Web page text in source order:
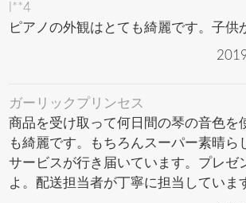
l**4
ピアノの外観はとても綺麗です。子供
ガーリックプリンセス
商品を受け取って何日間の琴の音色を
も綺麗です。もちろんスーパー素晴ら
サービスが行き届いています。プレゼ
よ。配送担当者が丁寧に担当していま